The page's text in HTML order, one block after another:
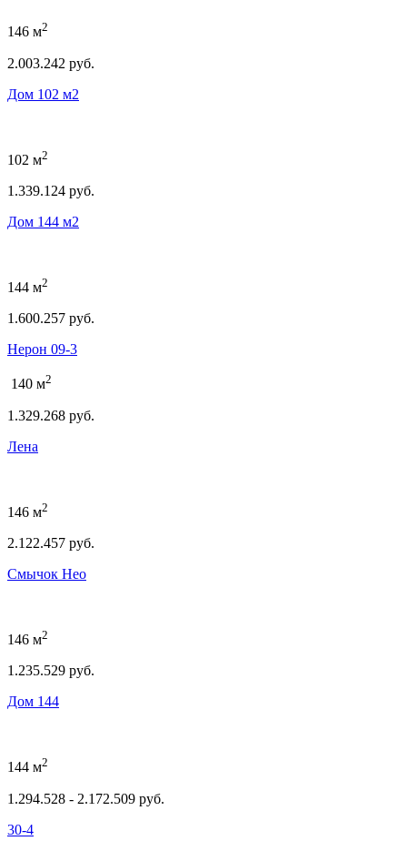
146 м2
2.003.242 руб.
Дом 102 м2
102 м2
1.339.124 руб.
Дом 144 м2
144 м2
1.600.257 руб.
Нерон 09-3
140 м2
1.329.268 руб.
Лена
146 м2
2.122.457 руб.
Смычок Нео
146 м2
1.235.529 руб.
Дом 144
144 м2
1.294.528 - 2.172.509 руб.
30-4